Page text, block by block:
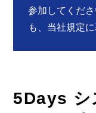
参加してくだ
も、当社規定
5Days シ